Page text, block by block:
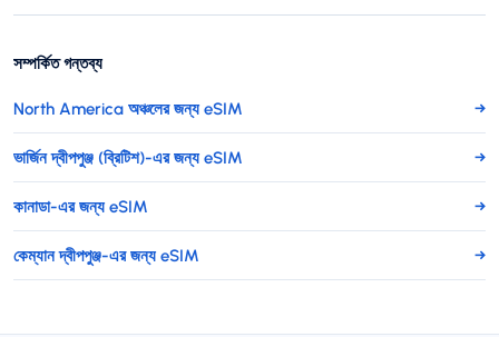
সম্পর্কিত গন্তব্য
North America অঞ্চলের জন্য eSIM →
ভার্জিন দ্বীপপুঞ্জ (ব্রিটিশ)-এর জন্য eSIM →
কানাডা-এর জন্য eSIM →
কেম্যান দ্বীপপুঞ্জ-এর জন্য eSIM →